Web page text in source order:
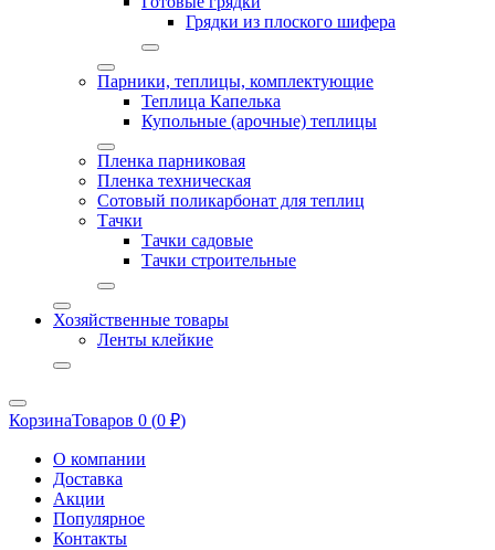
Грядки из плоского шифера
Парники, теплицы, комплектующие
Теплица Капелька
Купольные (арочные) теплицы
Пленка парниковая
Пленка техническая
Сотовый поликарбонат для теплиц
Тачки
Тачки садовые
Тачки строительные
Хозяйственные товары
Ленты клейкие
КорзинаТоваров 0 (0 ₽)
О компании
Доставка
Акции
Популярное
Контакты